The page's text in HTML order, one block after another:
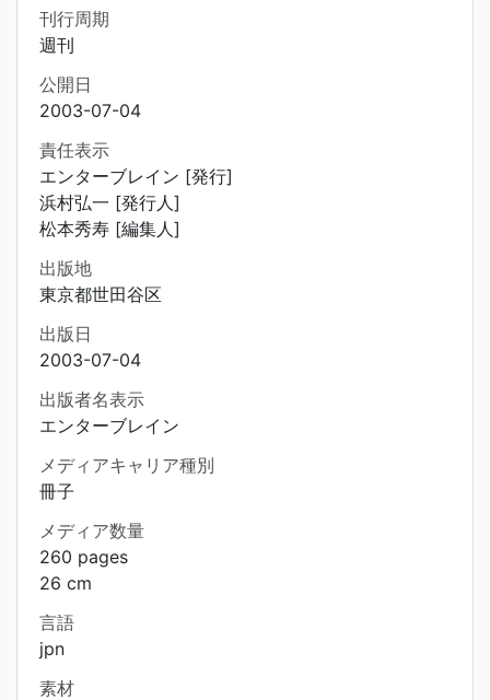
刊行周期
週刊
公開日
2003-07-04
責任表示
エンターブレイン [発行]
浜村弘一 [発行人]
松本秀寿 [編集人]
出版地
東京都世田谷区
出版日
2003-07-04
出版者名表示
エンターブレイン
メディアキャリア種別
冊子
メディア数量
260 pages
26 cm
言語
jpn
素材